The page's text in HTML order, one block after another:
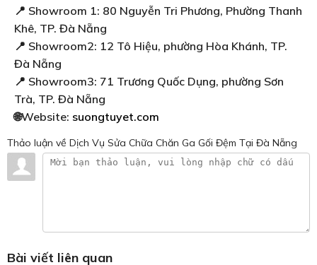
📍 Showroom 1: 80 Nguyễn Tri Phương, Phường Thanh
Khê, TP. Đà Nẵng
📍 Showroom2: 12 Tô Hiệu, phường Hòa Khánh, TP.
Đà Nẵng
📍 Showroom3: 71 Trương Quốc Dụng, phường Sơn
Trà, TP. Đà Nẵng
🌐Website: suongtuyet.com
Thảo luận về Dịch Vụ Sửa Chữa Chăn Ga Gối Đệm Tại Đà Nẵng
Bài viết liên quan